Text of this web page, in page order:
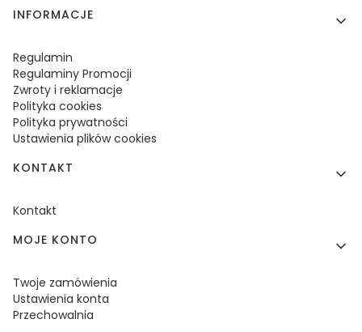
Linki w stopce
INFORMACJE
Regulamin
Regulaminy Promocji
Zwroty i reklamacje
Polityka cookies
Polityka prywatności
Ustawienia plików cookies
KONTAKT
Kontakt
MOJE KONTO
Twoje zamówienia
Ustawienia konta
Przechowalnia